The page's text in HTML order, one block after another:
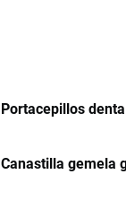
Portacepillos dental
Canastilla gemela